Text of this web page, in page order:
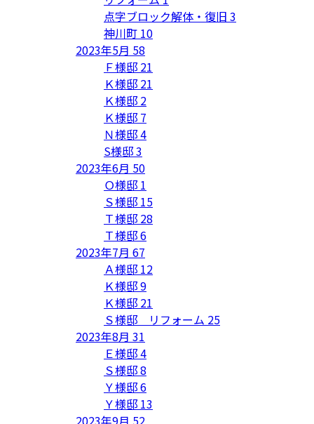
点字ブロック解体・復旧 3
神川町 10
2023年5月 58
Ｆ様邸 21
Ｋ様邸 21
Ｋ様邸 2
Ｋ様邸 7
Ｎ様邸4
S様邸3
2023年6月 50
Ｏ様邸 1
Ｓ様邸 15
Ｔ様邸 28
Ｔ様邸6
2023年7月 67
Ａ様邸 12
Ｋ様邸9
Ｋ様邸 21
Ｓ様邸 リフォーム 25
2023年8月 31
Ｅ様邸4
Ｓ様邸8
Ｙ様邸6
Ｙ様邸 13